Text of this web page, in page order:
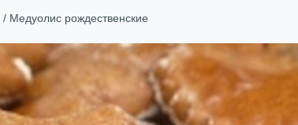
/ Медуолис рождественские